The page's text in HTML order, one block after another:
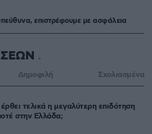
επιστρέφουμε με ασφάλεια
Δημοφιλή Σχολιασμένα
τελικά η μεγαλύτερη επιδότηση
στην Ελλάδα;